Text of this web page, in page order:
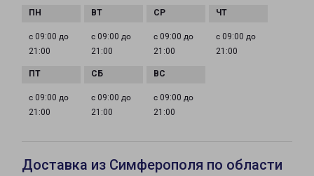
с 09:00 до
21:00
с 09:00 до
21:00
с 09:00 до
21:00
с 09:00 до
21:00
с 09:00 до
21:00
с 09:00 до
21:00
с 09:00 до
21:00
Доставка из Симферополя по области